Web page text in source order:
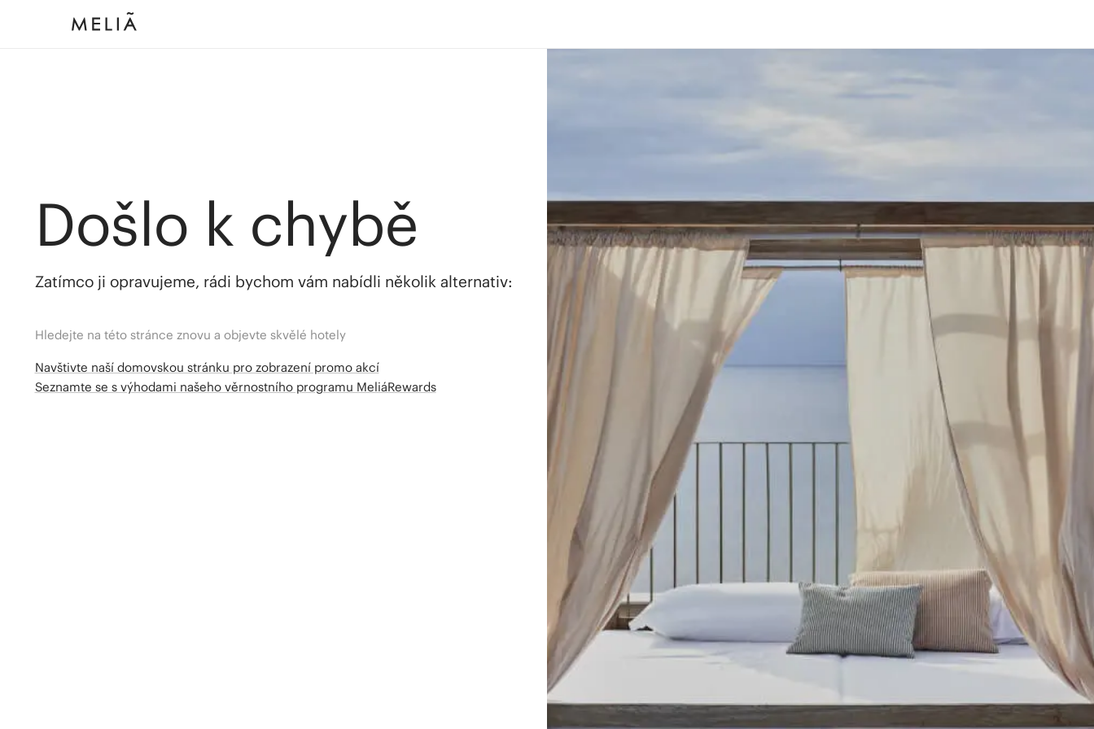
Došlo k chybě
Zatímco ji opravujeme, rádi bychom vám nabídli několik alternativ:
Hledejte na této stránce znovu a objevte skvělé hotely
Navštivte naší domovskou stránku pro zobrazení promo akcí
Seznamte se s výhodami našeho věrnostního programu MeliáRewards